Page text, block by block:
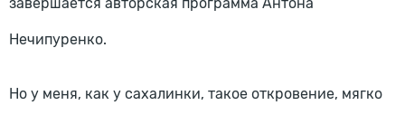
Нечипуренко.
Но у меня, как у сахалинки, такое откровение, мягко